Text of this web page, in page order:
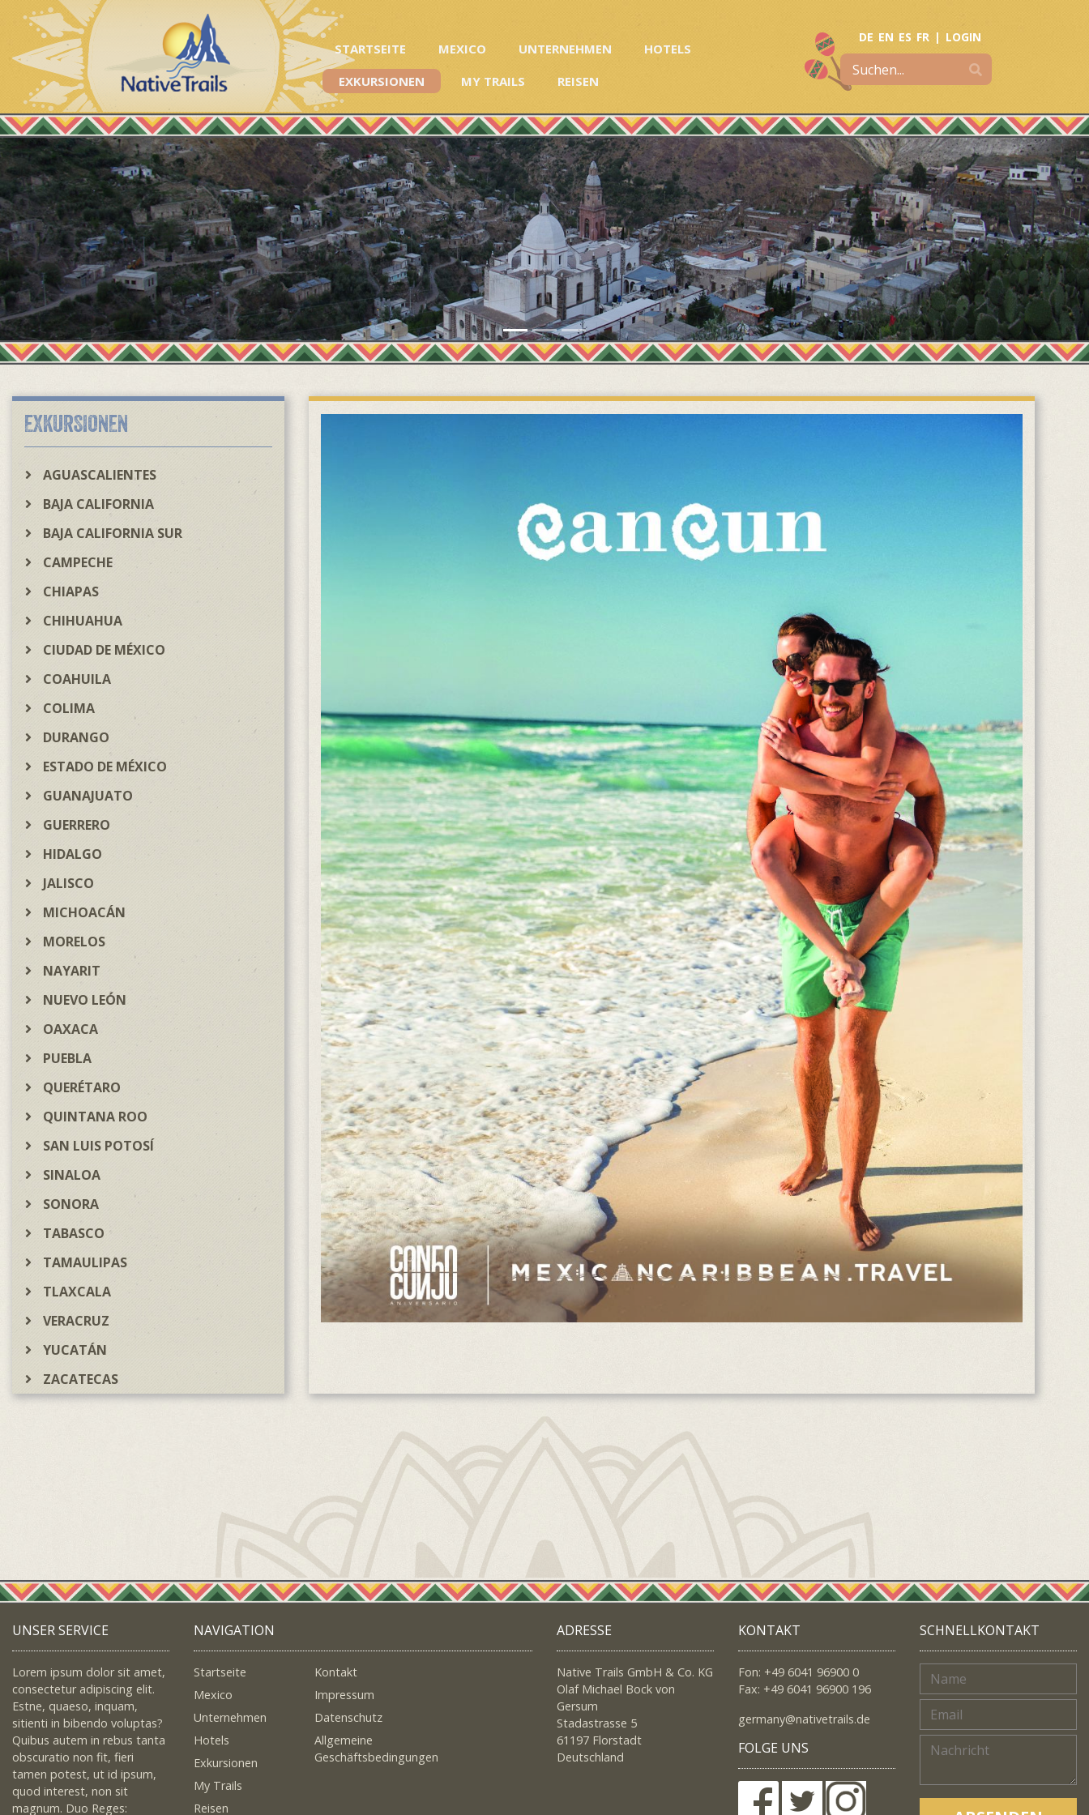
STARTSEITE MEXICO UNTERNEHMEN
HOTELS
EXKURSIONEN
MY TRAILS REISEN
DE EN ES FR | LOGIN
EXKURSIONEN
AGUASCALIENTES
BAJA CALIFORNIA
BAJA CALIFORNIA SUR
CAMPECHE
CHIAPAS
CHIHUAHUA
CIUDAD DE MÉXICO
COAHUILA
COLIMA
DURANGO
ESTADO DE MÉXICO
GUANAJUATO
GUERRERO
HIDALGO
JALISCO
MICHOACÁN
MORELOS
NAYARIT
NUEVO LEÓN
OAXACA
PUEBLA
QUERÉTARO
QUINTANA ROO
SAN LUIS POTOSÍ
SINALOA
SONORA
TABASCO
TAMAULIPAS
TLAXCALA
VERACRUZ
YUCATÁN
ZACATECAS
UNSER SERVICE
Lorem ipsum dolor sit amet,
consectetur adipiscing elit.
Estne, quaeso, inquam,
sitienti in bibendo voluptas?
Quibus autem in rebus tanta
obscuratio non fit, fieri
tamen potest, ut id ipsum,
quod interest, non sit
magnum. Duo Reges:
NAVIGATION
Startseite
Mexico
Unternehmen
Hotels
Exkursionen
My Trails
Reisen
Kontakt
Impressum
Datenschutz
Allgemeine
Geschäftsbedingungen
ADRESSE
Native Trails GmbH & Co. KG
Olaf Michael Bock von
Gersum
Stadastrasse 5
61197 Florstadt
Deutschland
KONTAKT
Fon: +49 6041 96900 0
Fax: +49 6041 96900 196
germany@nativetrails.de
FOLGE UNS
SCHNELLKONTAKT